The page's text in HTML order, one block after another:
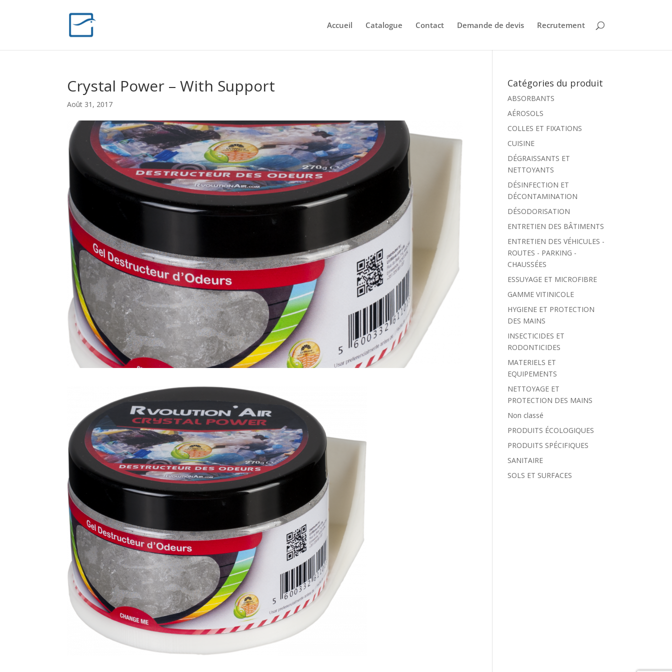
Accueil Catalogue Contact Demande de devis Recrutement
Crystal Power – With Support
Août 31, 2017
Catégories du produit
ABSORBANTS
AÉROSOLS
COLLES ET FIXATIONS
CUISINE
DÉGRAISSANTS ET
NETTOYANTS
DÉSINFECTION ET
DÉCONTAMINATION
DÉSODORISATION
ENTRETIEN DES BÂTIMENTS
ENTRETIEN DES VÉHICULES -
ROUTES - PARKING -
CHAUSSÉES
ESSUYAGE ET MICROFIBRE
GAMME VITINICOLE
HYGIENE ET PROTECTION
DES MAINS
INSECTICIDES ET
RODONTICIDES
MATERIELS ET
EQUIPEMENTS
NETTOYAGE ET
PROTECTION DES MAINS
Non classé
PRODUITS ÉCOLOGIQUES
PRODUITS SPÉCIFIQUES
SANITAIRE
SOLS ET SURFACES